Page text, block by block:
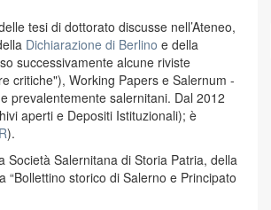
tesi di dottorato discusse nell’Ateneo,
Dichiarazione di Berlino e della
successivamente alcune riviste
critiche"), Working Papers e Salernum -
prevalentemente salernitani. Dal 2012
aperti e Depositi Istituzionali); è
).
Società Salernitana di Storia Patria, della
“Bollettino storico di Salerno e Principato